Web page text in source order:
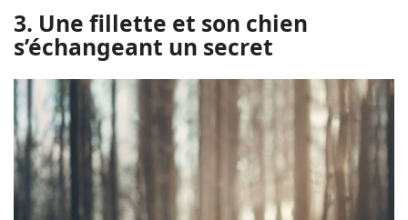
3. Une fillette et son chien
s’échangeant un secret